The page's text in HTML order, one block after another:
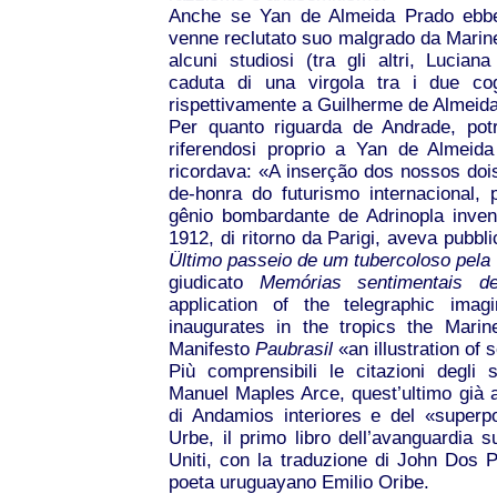
Anche se Yan de Almeida Prado
venne reclutato suo malgrado da
alcuni studiosi (tra gli altri,
caduta di una virgola tra i due
rispettivamente a Guilherme de
Per quanto riguarda de Andrade,
riferendosi proprio a Yan de
ricordava: «A inserção dos nossos
de-honra do futurismo internacional,
gênio bombardante de Adrinopla
1912, di ritorno da Parigi, aveva
Ültimo passeio de um tubercoloso pela
giudicato Memórias sentimentais
application of the telegraphic
inaugurates in the tropics the
Manifesto Paubrasil «an illustration of
Più comprensibili le citazioni degli
Manuel Maples Arce, quest’ultimo già
di Andamios interiores e del
Urbe, il primo libro dell’avanguardia
Uniti, con la traduzione di John Dos
poeta uruguayano Emilio Oribe.